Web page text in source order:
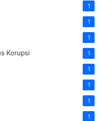
1
1
1
Korupsi 1
1
1
1
1